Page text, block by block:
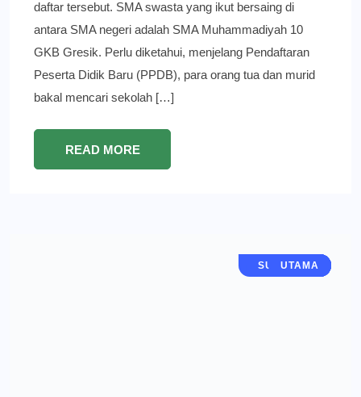
daftar tersebut. SMA swasta yang ikut bersaing di
antara SMA negeri adalah SMA Muhammadiyah 10
GKB Gresik. Perlu diketahui, menjelang Pendaftaran
Peserta Didik Baru (PPDB), para orang tua dan murid
bakal mencari sekolah […]
READ MORE
BERITA
EKONOMI
GRESIK
JAWA TIMUR
SURABAYA
UTAMA